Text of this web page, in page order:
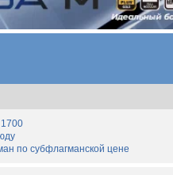
по субфлагманской цене